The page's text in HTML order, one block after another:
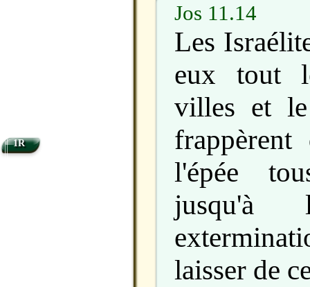
Jos 11.14
Les
eux tout
villes et
l'épée
jusqu'à
laisser de
1R